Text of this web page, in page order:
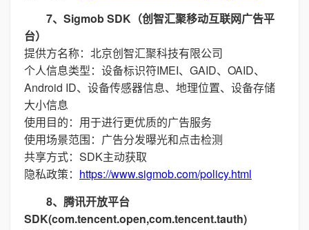
7、Sigmob SDK（创智汇聚移动互联网广告平
台）
提供方名称：北京创智汇聚科技有限公司
个人信息类型：设备标识符IMEI、GAID、OAID、
Android ID、设备传感器信息、地理位置、设备存储
大小信息
使用目的：用于进行更优质的广告服务
使用场景范围：广告分发曝光和点击检测
共享方式：SDK主动获取
隐私政策： https://www.sigmob.com/policy.html
8、腾讯开放平台
SDK(com.tencent.open,com.tencent.tauth)